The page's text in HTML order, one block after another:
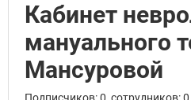
Кабинет
мануального
Мансуровой